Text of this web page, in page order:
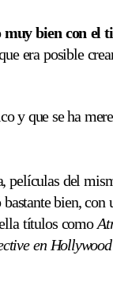
muy bien con el
era posible
y que se ha
películas del
bien,
títulos como
en